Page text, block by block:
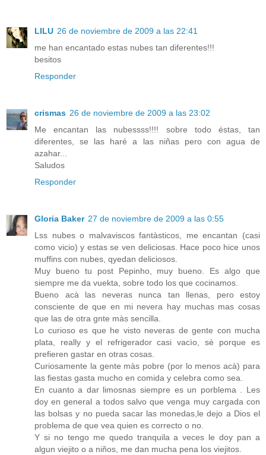
LILU 26 de noviembre de 2009 a las 22:41
me han encantado estas nubes tan diferentes!!!
besitos
Responder
crismas 26 de noviembre de 2009 a las 23:02
Me encantan las nubessss!!!! sobre todo éstas, tan
diferentes, se las haré a las niñas pero con agua de
azahar...
Saludos
Responder
Gloria Baker 27 de noviembre de 2009 a las 0:55
Lss nubes o malvaviscos fantàsticos, me encantan (casi
como vicio) y estas se ven deliciosas. Hace poco hice unos
muffins con nubes, qyedan deliciosos.
Muy bueno tu post Pepinho, muy bueno. Es algo que
siempre me da vuekta, sobre todo los que cocinamos.
Bueno acà las neveras nunca tan llenas, pero estoy
consciente de que en mi nevera hay muchas mas cosas
que las de otra gnte màs sencilla.
Lo curioso es que he visto neveras de gente con mucha
plata, really y el refrigerador casi vacìo, sè porque es
prefieren gastar en otras cosas.
Curiosamente la gente màs pobre (por lo menos acà) para
las fiestas gasta mucho en comida y celebra como sea.
En cuanto a dar limosnas siempre es un porblema . Les
doy en general a todos salvo que venga muy cargada con
las bolsas y no pueda sacar las monedas,le dejo a Dios el
problema de que vea quien es correcto o no.
Y si no tengo me quedo tranquila a veces le doy pan a
algun viejito o a niños, me dan mucha pena los viejitos.